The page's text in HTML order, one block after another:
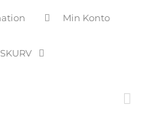
Min Konto